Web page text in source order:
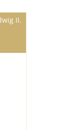
II.